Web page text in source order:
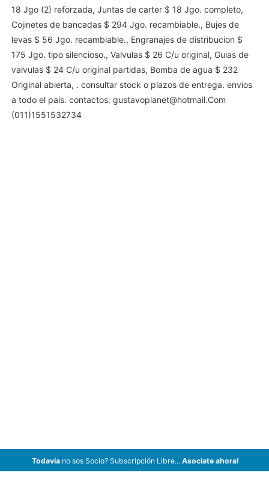
18 Jgo (2) reforzada, Juntas de carter $ 18 Jgo. completo,
Cojinetes de bancadas $ 294 Jgo. recambiable., Bujes de
levas $ 56 Jgo. recambiable., Engranajes de distribucion $
175 Jgo. tipo silencioso., Valvulas $ 26 C/u original, Guias de
valvulas $ 24 C/u original partidas, Bomba de agua $ 232
Original abierta, . consultar stock o plazos de entrega. envios
a todo el pais. contactos: gustavoplanet@hotmail.Com
(011)1551532734
Todavíano sos Socio? Subscripción Libre... Asociate ahora!